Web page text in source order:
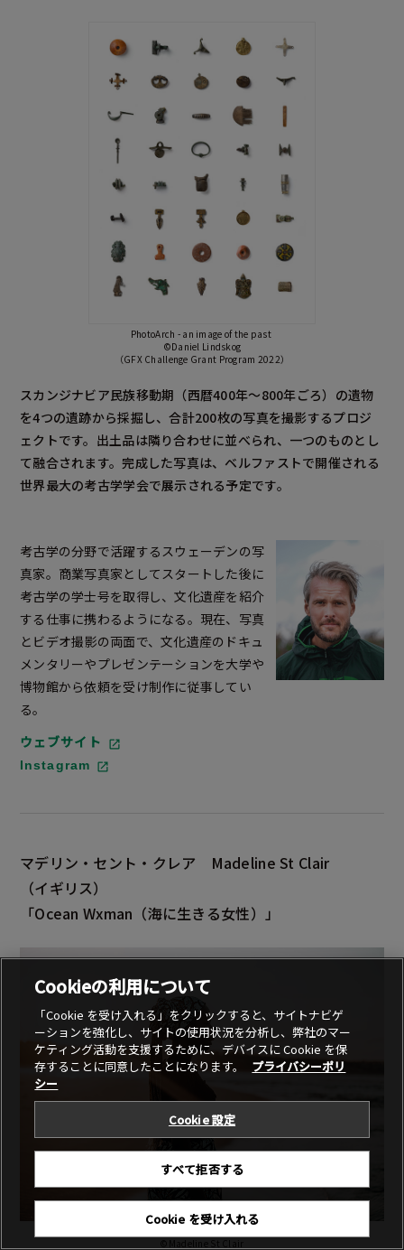
PhotoArch - an image of the past
©Daniel Lindskog
（GFX Challenge Grant Program 2022）
スカンジナビア民族移動期（西暦400年～800年ごろ）の遺物
を4つの遺跡から採掘し、合計200枚の写真を撮影するプロジ
ェクトです。出土品は隣り合わせに並べられ、一つのものとし
て融合されます。完成した写真は、ベルファストで開催される
世界最大の考古学学会で展示される予定です。
考古学の分野で活躍するスウェーデンの写
真家。商業写真家としてスタートした後に
考古学の学士号を取得し、文化遺産を紹介
する仕事に携わるようになる。現在、写真
とビデオ撮影の両面で、文化遺産のドキュ
メンタリーやプレゼンテーションを大学や
博物館から依頼を受け制作に従事してい
る。
ウェブサイト
Instagram
マデリン・セント・クレア Madeline St Clair
（イギリス）
「Ocean Wxman （海に生きる女性）」
©Madeline St Clair
Cookieの利用について
「Cookie を受け入れる」をクリックすると、サイトナビゲ
ーションを強化し、サイトの使用状況を分析し、弊社のマー
ケティング活動を支援するために、デバイスに Cookie を保
存することに同意したことになります。
プライバシーポリ
シー
Cookie 設定
すべて拒否する
Cookie を受け入れる